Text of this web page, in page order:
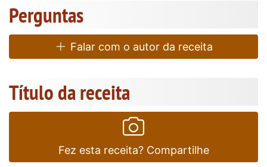
Perguntas
Falar com o autor da receita
Título da receita
Fez esta receita? Compartilhe